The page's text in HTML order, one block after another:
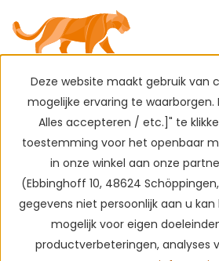
Deze website maakt gebruik van
mogelijke ervaring te waarborgen.
Alles accepteren / etc.]" te
toestemming voor het openbaar
in onze winkel aan onze
(Ebbinghoff 10, 48624
gegevens niet persoonlijk aan u
mogelijk voor eigen
productverbeteringen, analyses